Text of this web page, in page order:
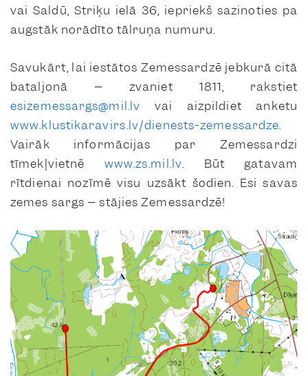
vai Saldū, Striķu ielā 36, iepriekš sazinoties pa
augstāk norādīto tālruņa numuru.
Savukārt, lai iestātos Zemessardzē jebkurā citā
bataljonā – zvaniet 1811, rakstiet
esizemessargs@mil.lv vai aizpildiet anketu
www.klustikaravirs.lv/dienests-zemessardze.
Vairāk informācijas par Zemessardzi
tīmekļvietnē www.zs.mil.lv. Būt gatavam
rītdienai nozīmē visu uzsākt šodien. Esi savas
zemes sargs – stājies Zemessardzē!